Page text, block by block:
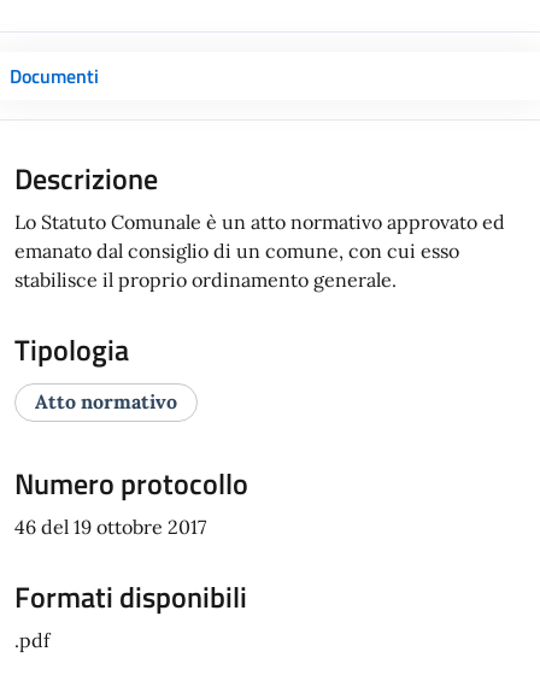
Documenti
Descrizione
Lo Statuto Comunale è un atto normativo approvato ed
emanato dal consiglio di un comune, con cui esso
stabilisce il proprio ordinamento generale.
Tipologia
Atto normativo
Numero protocollo
46 del 19 ottobre 2017
Formati disponibili
.pdf